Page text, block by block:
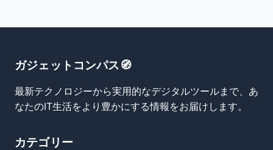
ガジェットコンパス🧭
最新テクノロジーから実用的なデジタルツールまで、あ
なたのIT生活をより豊かにする情報をお届けします。
カテゴリー